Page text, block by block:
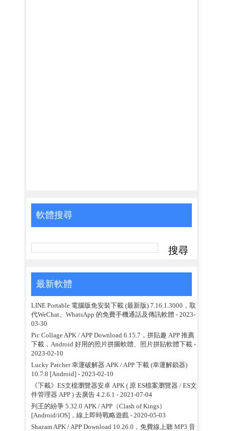
軟體搜尋
最新軟體
LINE Portable 電腦版免安裝下載 (最新版) 7.16.1.3000，取
代WeChat、WhatsApp 的免費手機通話及傳訊軟體 - 2023-
03-30
Pic Collage APK / APP Download 6.15.7，拼貼趣 APP 推薦
下載，Android 好用的照片拼圖軟體、照片拼貼軟體下載-
2023-02-10
Lucky Patcher 幸運破解器 APK / APP 下載 (幸運解鎖器)
10.7.8 [Android] - 2023-02-10
《下載》ES文檔瀏覽器安卓 APK ( 原 ES檔案瀏覽器 / ES文
件管理器 APP ) 去廣告 4.2.6.1 - 2021-07-04
列王的紛爭 5.32.0 APK / APP（Clash of Kings）
[Android/iOS]，線上即時戰略遊戲- 2020-05-03
Shazam APK / APP Download 10.26.0，免費線上聽 MP3 音